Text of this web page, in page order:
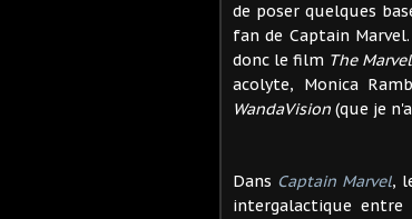
de poser quelques
fan de Captain
donc le film The
acolyte, Monica
WandaVision (que je
Dans Captain Marvel,
intergalactique